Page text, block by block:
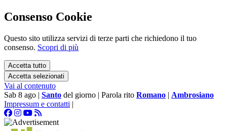
Consenso Cookie
Questo sito utilizza servizi di terze parti che richiedono il tuo
consenso. Scopri di più
Accetta tutto
Accetta selezionati
Vai al contenuto
Sab 8 ago | Santo del giorno | Parola rito Romano | Ambrosiano
Impressum e contatti |